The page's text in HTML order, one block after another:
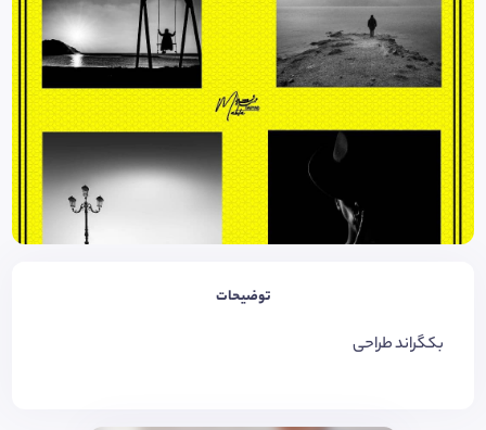
توضیحات
بکگراند طراحی